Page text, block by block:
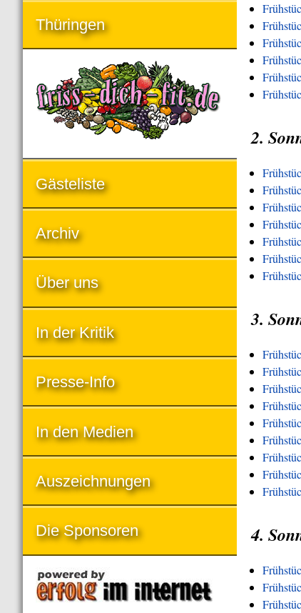
2.
3.
4.
Thüringen
Gästeliste
Archiv
Über uns
In der Kritik
Presse-Info
In den Medien
Auszeichnungen
Die Sponsoren